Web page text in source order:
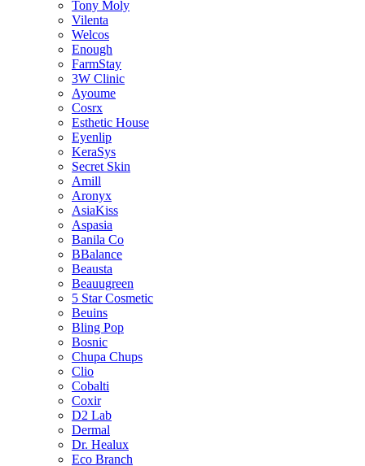
Tony Moly
Vilenta
Welcos
Enough
FarmStay
3W Clinic
Ayoume
Cosrx
Esthetic House
Eyenlip
KeraSys
Secret Skin
Amill
Aronyx
AsiaKiss
Aspasia
Banila Co
BBalance
Beausta
Beauugreen
5 Star Cosmetic
Beuins
Bling Pop
Bosnic
Chupa Chups
Clio
Cobalti
Coxir
D2 Lab
Dermal
Dr. Healux
Eco Branch